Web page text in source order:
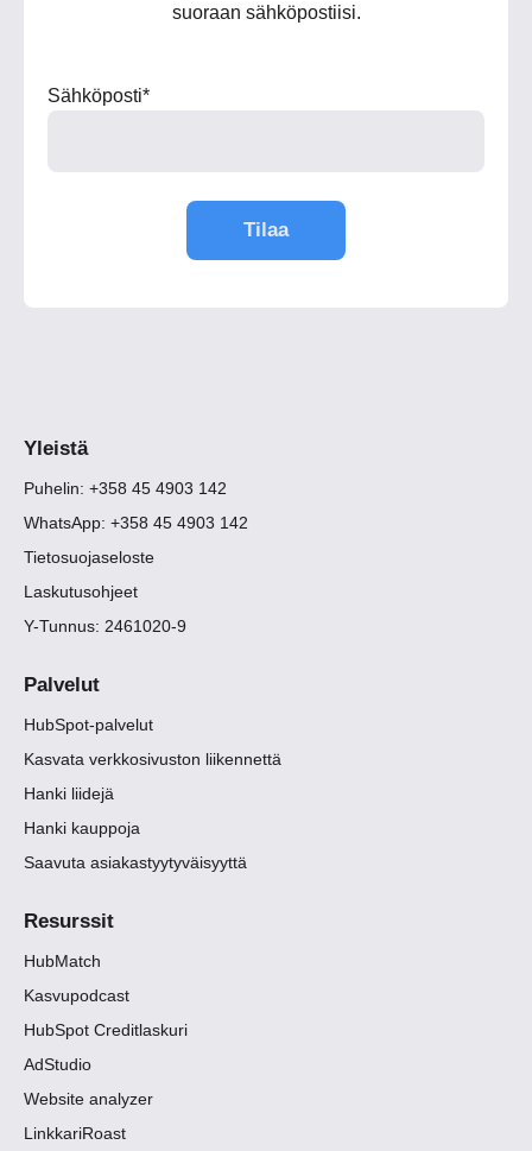
suoraan sähköpostiisi.
Sähköposti*
Yleistä
Puhelin: +358 45 4903 142
WhatsApp: +358 45 4903 142
Tietosuojaseloste
Laskutusohjeet
Y-Tunnus: 2461020-9
Palvelut
HubSpot-palvelut
Kasvata verkkosivuston liikennettä
Hanki liidejä
Hanki kauppoja
Saavuta asiakastyytyväisyyttä
Resurssit
HubMatch
Kasvupodcast
HubSpot Creditlaskuri
AdStudio
Website analyzer
LinkkariRoast